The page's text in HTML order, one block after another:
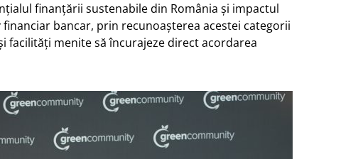
finanțării sustenabile din România și impactul
bancar, prin recunoașterea acestei categorii
menite să încurajeze direct acordarea